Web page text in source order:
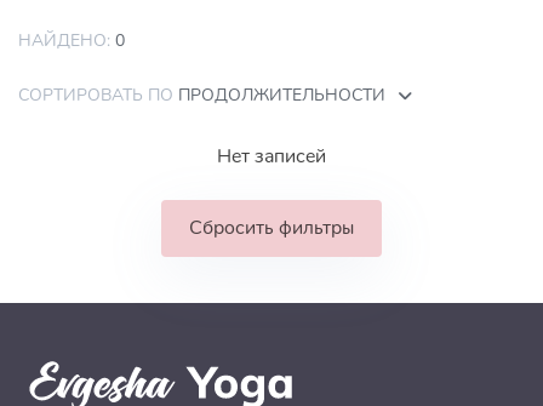
НАЙДЕНО: 0
СОРТИРОВАТЬ ПО ПРОДОЛЖИТЕЛЬНОСТИ
Нет записей
Сбросить фильтры